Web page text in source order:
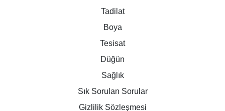
Tadilat
Boya
Tesisat
Düğün
Sağlık
Sık Sorulan Sorular
Gizlilik Sözleşmesi